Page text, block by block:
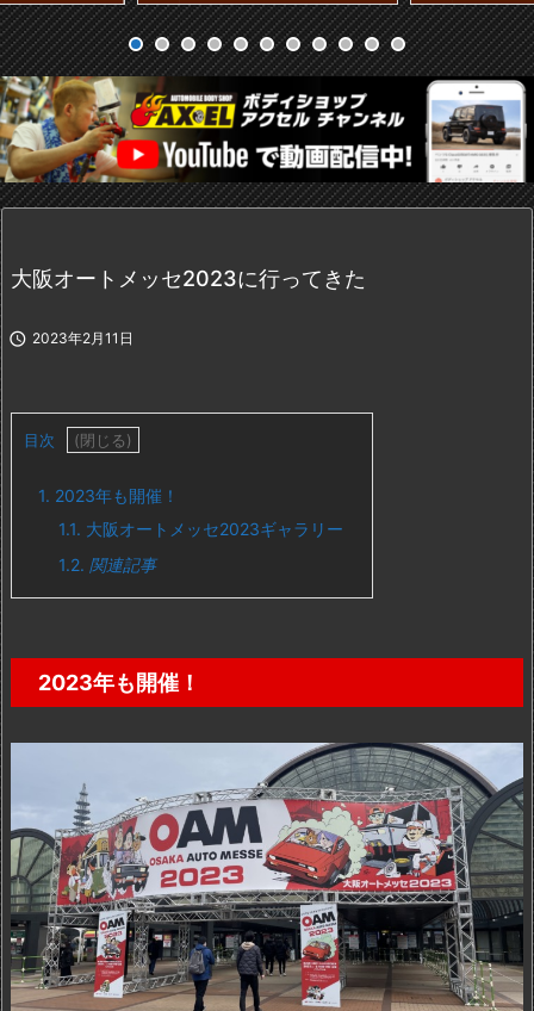
大阪オートメッセ2023に行ってきた
 2023年2月11日
目次
1. 2023年も開催！
1.1. 大阪オートメッセ2023ギャラリー
1.2. 関連記事
2023年も開催！